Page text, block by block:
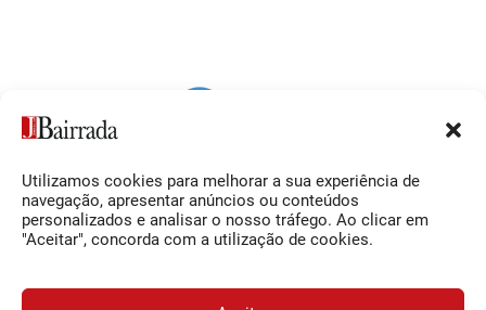
Utilizamos cookies para melhorar a sua experiência de
navegação, apresentar anúncios ou conteúdos
personalizados e analisar o nosso tráfego. Ao clicar em
"Aceitar", concorda com a utilização de cookies.
Siga-nos
Facebook
O Jornal da Bairrada
Contactos